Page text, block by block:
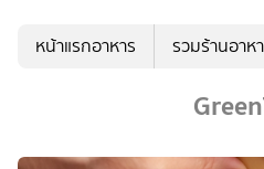
หน้าแรกอาหาร รวมร้านอาห